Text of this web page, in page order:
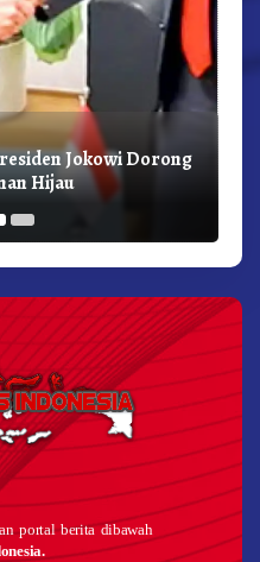
Jokowi Dorong
Hijau
portal berita dibawah